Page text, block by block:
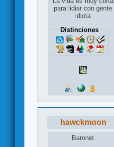
para lidiar con gente
idiota
Distinciones
hawckmoon
Baronet